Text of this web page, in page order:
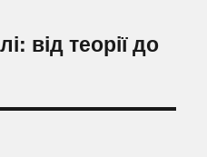
від теорії до